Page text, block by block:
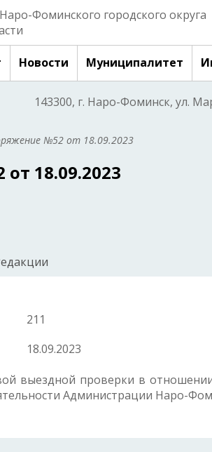
Фоминского городского округа
Новости Муниципалитет
143300, г. Наро-Фоминск, ул.
№52 от 18.09.2023
18.09.2023
211
18.09.2023
выездной проверки в
Администрации Наро-